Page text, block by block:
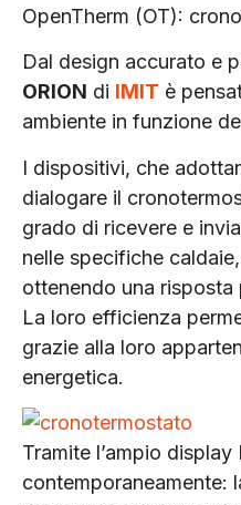
OpenTherm (OT):
Dal design accurato e
ORION di IMIT è
ambiente in funzione
I dispositivi, che
dialogare il
grado di ricevere e
nelle specifiche
ottenendo una risposta
La loro efficienza
grazie alla loro
energetica.
Tramite l’ampio
contemporaneamente: